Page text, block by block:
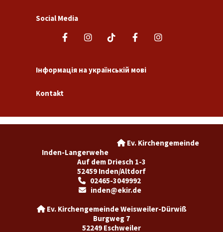
Social Media
Інформація на українській мові
Kontakt
Ev. Kirchengemeinde
Inden-Langerwehe
Auf dem Driesch 1-3
52459 Inden/Altdorf
02465-3049992
 inden@ekir.de
Ev. Kirchengemeinde Weisweiler-Dürwiß
Burgweg 7
52249 Eschweiler